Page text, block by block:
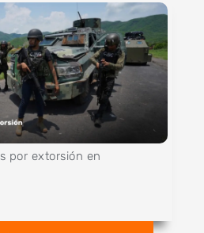
por extorsión en